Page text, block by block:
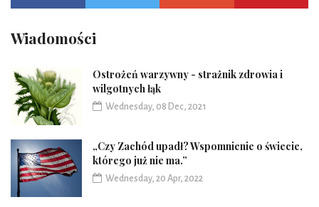
Wiadomości
Ostrożeń warzywny - strażnik zdrowia i
wilgotnych łąk
Wednesday, 08 Dec, 2021
„Czy Zachód upadł? Wspomnienie o świecie,
którego już nie ma.”
Wednesday, 20 Apr, 2022